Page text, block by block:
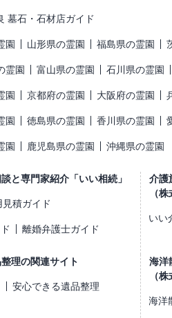
墓石・石材店ガイド
園 山形県の霊園 福島県の霊園
霊園 富山県の霊園 石川県の霊園
園 京都府の霊園 大阪府の霊園
園 徳島県の霊園 香川県の霊園
園 鹿児島県の霊園 沖縄県の霊園
と専門家紹介「いい相続」
積ガイド
離婚弁護士ガイド
理の関連サイト
安心できる遺品整理
介護
（
いい
海洋
（
海洋